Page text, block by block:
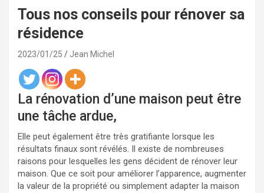
Tous nos conseils pour rénover sa
résidence
2023/01/25 Jean Michel
La rénovation d’une maison peut être
une tâche ardue,
Elle peut également être très gratifiante lorsque les
résultats finaux sont révélés. Il existe de nombreuses
raisons pour lesquelles les gens décident de rénover leur
maison. Que ce soit pour améliorer l’apparence, augmenter
la valeur de la propriété ou simplement adapter la maison